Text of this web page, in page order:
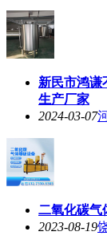
大连市鸿谦
2024-03-07
新民市鸿谦
生产厂家
2024-03-07